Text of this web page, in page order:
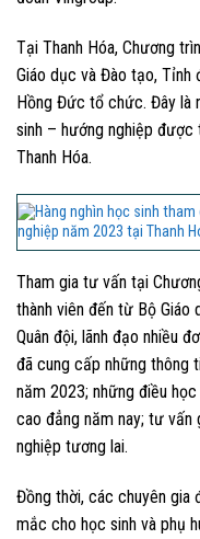
Tại Thanh Hóa, Chương
Giáo dục và Đào tạo, Tỉnh
Hồng Đức tổ chức. Đây là
sinh – hướng nghiệp
Thanh Hóa.
Tham gia tư vấn tại
thành viên đến từ Bộ
Quân đội, lãnh đạo nhiều
đã cung cấp những thông
năm 2023; những điều
cao đẳng năm nay; tư vấn
nghiệp tương lai.
Đồng thời, các chuyên gia
mắc cho học sinh và phụ